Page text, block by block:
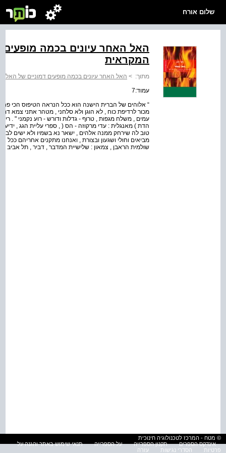
שלום אורח
האל האחר עיונים בכמה
המקראית
מתוך: > האל האחר עיונים בכמה מופעים דמוניים של האל
עמוד:7
“ אלוהים של הברית הישנה הוא ככל הנראה הטיפוס הכי
מכור לרדיפת כוח , לא הוגן ולא סלחני , מטהר אתני צמא דם
עמים , משלח מגפות , טרוף - גדלות ודורש - רוע נקמני " .
טוב לה שירחק ממנה אלהים , ישאר נא בשמיו ולא ישים לב
מביאים וחולי ושגעון ובצורת , ואנחנו מתקנים אחריהם
שולמית הראבן , צמאון : שלישיית המדבר , דביר , תל אביב תשנ
© מטח - המרכז לטכנולוגיה חינוכית
אינדקס הספרים
תקנון הספרייה על הספרייה
תנאי שימוש באתר והגנה על
פרטיות
הסדרי נגישות עזרה